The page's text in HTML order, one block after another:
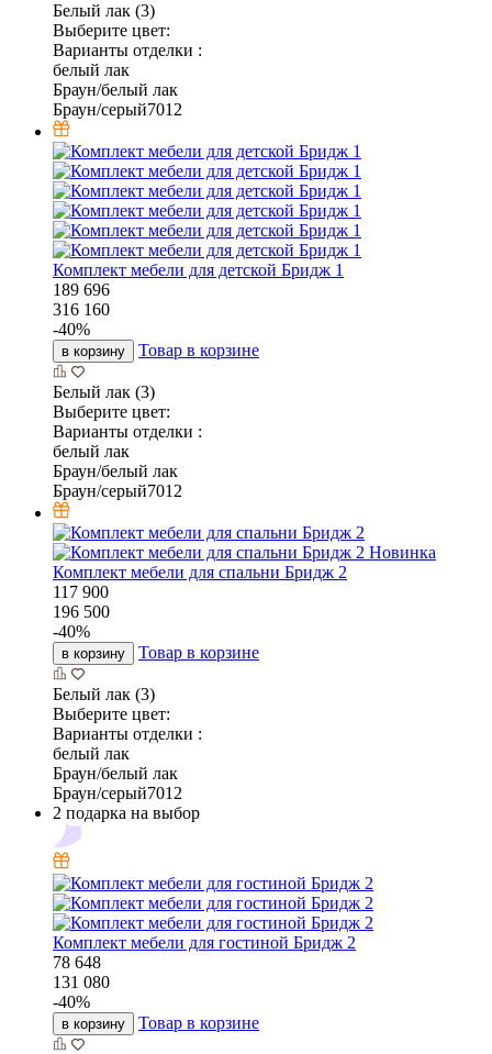
Белый лак (3)
Выберите цвет:
Варианты отделки :
белый лак
Браун/белый лак
Браун/серый7012
Комплект мебели для детской Бридж 1
189 696
316 160
-40%
в корзину Товар в корзине
Белый лак (3)
Выберите цвет:
Варианты отделки :
белый лак
Браун/белый лак
Браун/серый7012
Новинка
Комплект мебели для спальни Бридж 2
117 900
196 500
-40%
в корзину Товар в корзине
Белый лак (3)
Выберите цвет:
Варианты отделки :
белый лак
Браун/белый лак
Браун/серый7012
2 подарка на выбор
Комплект мебели для гостиной Бридж 2
78 648
131 080
-40%
в корзину Товар в корзине